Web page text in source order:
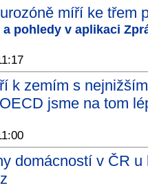
míří ke třem
pohledy v aplikaci
k zemím s
jsme na tom
domácností v ČR